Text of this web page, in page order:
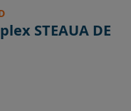
STEAUA DE